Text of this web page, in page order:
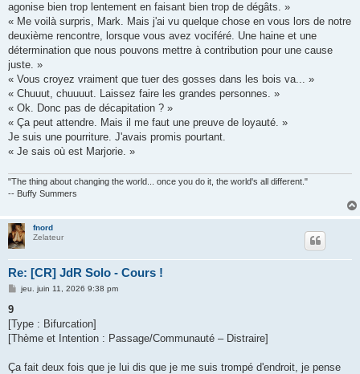
agonise bien trop lentement en faisant bien trop de dégâts. »
« Me voilà surpris, Mark. Mais j'ai vu quelque chose en vous lors de notre
deuxième rencontre, lorsque vous avez vociféré. Une haine et une
détermination que nous pouvons mettre à contribution pour une cause
juste. »
« Vous croyez vraiment que tuer des gosses dans les bois va... »
« Chuuut, chuuuut. Laissez faire les grandes personnes. »
« Ok. Donc pas de décapitation ? »
« Ça peut attendre. Mais il me faut une preuve de loyauté. »
Je suis une pourriture. J'avais promis pourtant.
« Je sais où est Marjorie. »
"The thing about changing the world... once you do it, the world's all different."
-- Buffy Summers
fnord
Zelateur
Re: [CR] JdR Solo - Cours !
M
a
g
jeu. juin 11, 2026 9:38 pm
9
[Type : Bifurcation]
[Thème et Intention : Passage/Communauté – Distraire]
Ça fait deux fois que je lui dis que je me suis trompé d'endroit, je pense